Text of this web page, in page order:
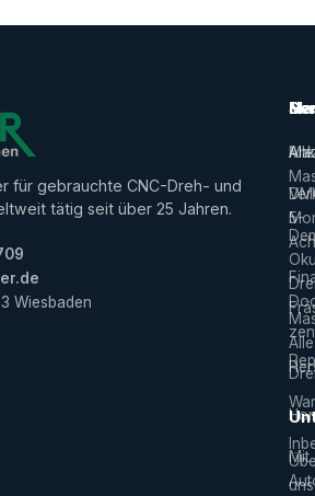
für gebrauchte CNC-Dreh- und
tätig seit über 25 Jahren.
Wiesbaden
Alle
5-
Mit
Alle
uns